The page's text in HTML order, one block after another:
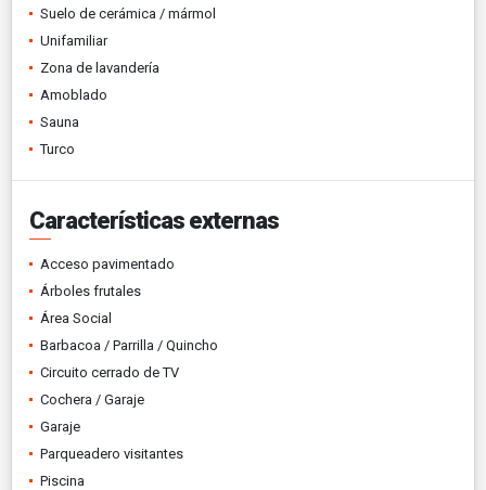
Suelo de cerámica / mármol
Unifamiliar
Zona de lavandería
Amoblado
Sauna
Turco
Características externas
Acceso pavimentado
Árboles frutales
Área Social
Barbacoa / Parrilla / Quincho
Circuito cerrado de TV
Cochera / Garaje
Garaje
Parqueadero visitantes
Piscina